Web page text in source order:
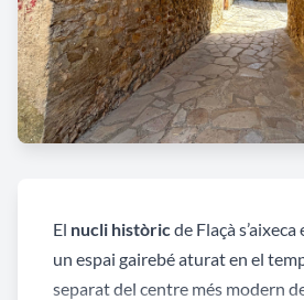
El nucli històricde Flaçà
un espai gairebé aturat en el
separat del centre més modern